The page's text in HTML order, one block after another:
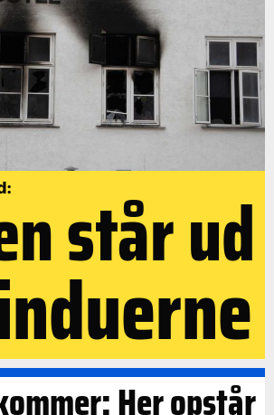
står ud
Her opstår